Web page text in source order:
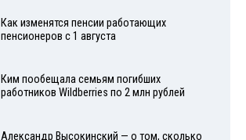
Как изменятся пенсии работающих
пенсионеров с 1 августа
Ким пообещала семьям погибших
работников Wildberries по 2 млн рублей
Александр Высокинский — о том, сколько